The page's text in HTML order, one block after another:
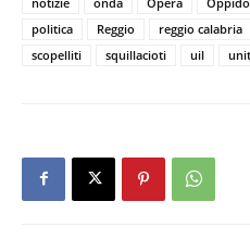
politica
Reggio reggio calabria
scopelliti
squillacioti uil